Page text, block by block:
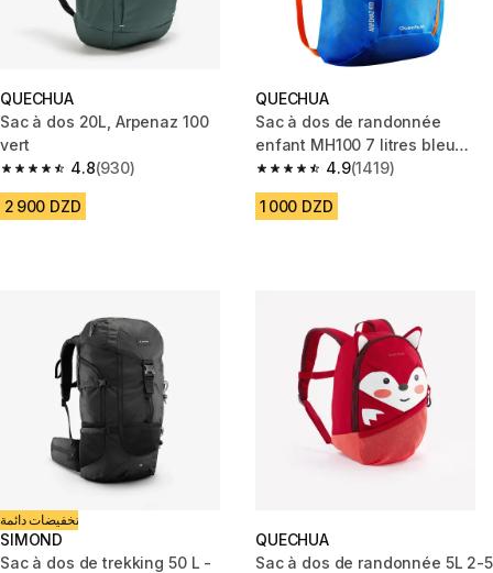
QUECHUA
Sac à dos 20L, Arpenaz 100
vert
4.8
4.8 out of 5 stars from 930 reviews
(930)
2 900 DZD
QUECHUA
Sac à dos de randonnée
enfant MH100 7 litres bleu
orange
4.9
4.9 out of 5 stars from 1419
(1419)
1 000 DZD
تخفيضات دائمة
SIMOND
Sac à dos de trekking 50 L -
QUECHUA
Sac à dos de randonnée 5L 2-5